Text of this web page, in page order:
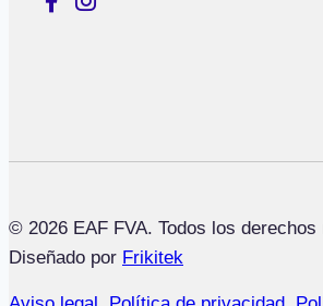
© 2026 EAF FVA. Todos los derechos
Diseñado por Frikitek